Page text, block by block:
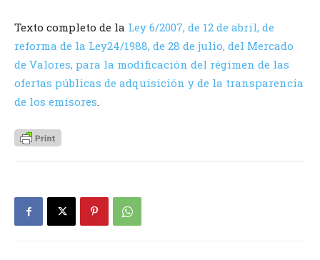
Texto completo de la Ley 6/2007, de 12 de abril, de
reforma de la Ley24/1988, de 28 de julio, del Mercado
de Valores, para la modificación del régimen de las
ofertas públicas de adquisición y de la transparencia
de los emisores.